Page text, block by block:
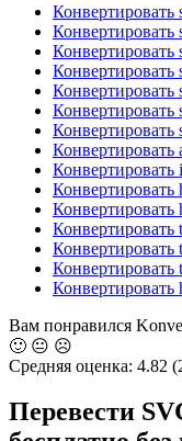
Конвертировать
Конвертировать
Конвертировать
Конвертировать
Конвертировать
Конвертировать
Конвертировать
Конвертировать
Конвертировать
Конвертировать
Конвертировать
Конвертировать
Конвертировать
Конвертировать
Конвертировать
Вам понравился
🙂 😐 ☹️
Средняя оценка: 4.82
Перевести